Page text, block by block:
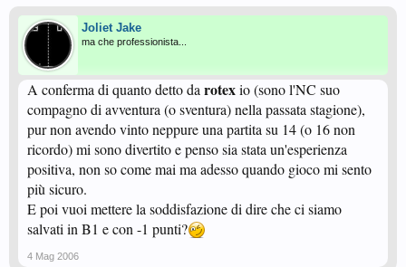
Joliet Jake
ma che professionista...
A conferma di quanto detto da rotexio (sono l'NC suo
compagno di avventura (o sventura) nella passata stagione),
pur non avendo vinto neppure una partita su 14 (o 16 non
ricordo) mi sono divertito e penso sia stata un'esperienza
positiva, non so come mai ma adesso quando gioco mi sento
più sicuro.
E poi vuoi mettere la soddisfazione di dire che ci siamo
salvati in B1 e con -1 punti?
4 Mag 2006